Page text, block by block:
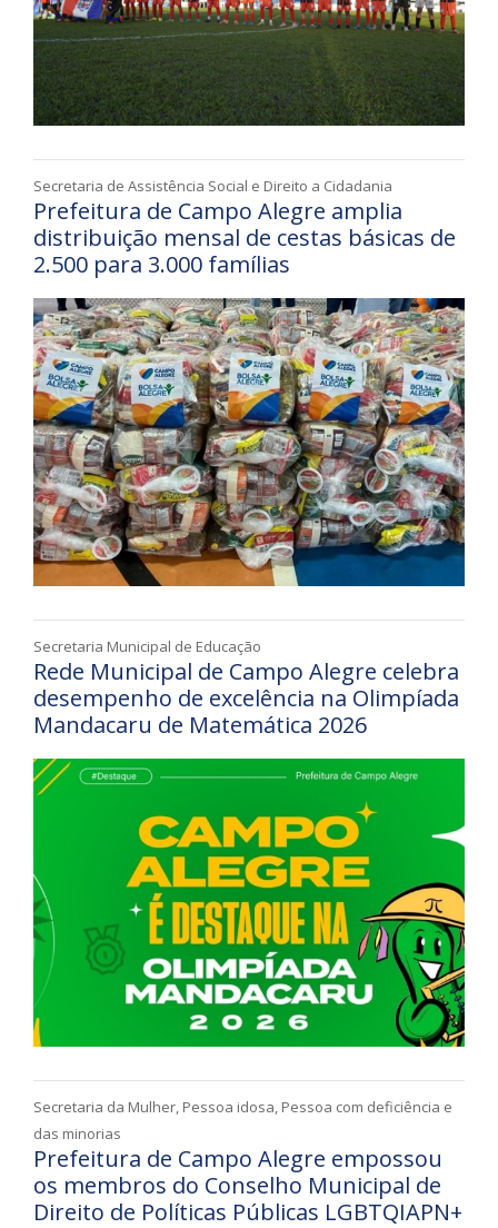
Secretaria de Assistência Social e Direito a Cidadania
Prefeitura de Campo Alegre amplia
distribuição mensal de cestas básicas de
2.500 para 3.000 famílias
Secretaria Municipal de Educação
Rede Municipal de Campo Alegre celebra
desempenho de excelência na Olimpíada
Mandacaru de Matemática 2026
Secretaria da Mulher, Pessoa idosa, Pessoa com deficiência e
das minorias
Prefeitura de Campo Alegre empossou
os membros do Conselho Municipal de
Direito de Políticas Públicas LGBTQIAPN+